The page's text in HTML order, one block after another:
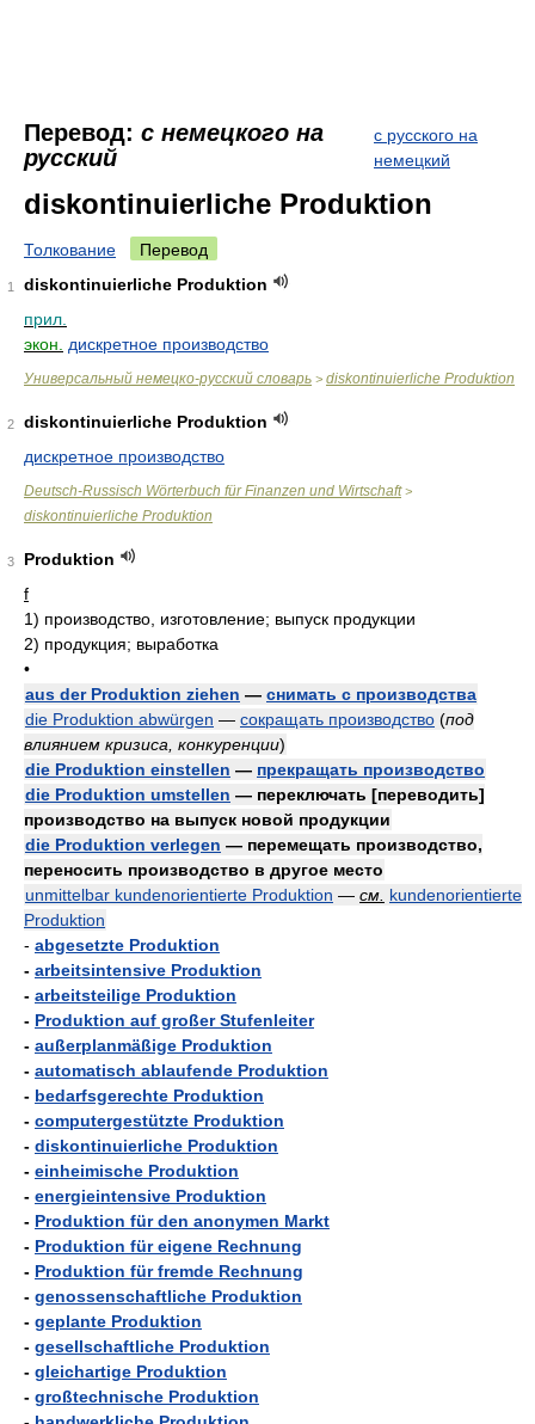
Перевод: с немецкого на
русский
с русского на
немецкий
diskontinuierliche Produktion
Толкование Перевод
1
diskontinuierliche Produktion
прил.
экон.
дискретное производство
Универсальный немецко-русский словарь > diskontinuierliche Produktion
2
diskontinuierliche Produktion
дискретное производство
Deutsch-Russisch Wörterbuch für Finanzen und Wirtschaft>
diskontinuierliche Produktion
3
Produktion
f
1) производство, изготовление; выпуск продукции
2) продукция; выработка
•
aus der Produktion ziehen — снимать с производства
die Produktion abwürgen — сокращать производство (под
влиянием кризиса, конкуренции)
die Produktion einstellen — прекращать производство
die Produktion umstellen — переключать [переводить]
производство на выпуск новой продукции
die Produktion verlegen — перемещать производство,
переносить производство в другое место
unmittelbar kundenorientierte Produktion — см. kundenorientierte
Produktion
- abgesetzte Produktion
- arbeitsintensive Produktion
- arbeitsteilige Produktion
- Produktion auf großer Stufenleiter
- außerplanmäßige Produktion
- automatisch ablaufende Produktion
- bedarfsgerechte Produktion
- computergestützte Produktion
- diskontinuierliche Produktion
- einheimische Produktion
- energieintensive Produktion
- Produktion für den anonymen Markt
- Produktion für eigene Rechnung
- Produktion für fremde Rechnung
- genossenschaftliche Produktion
- geplante Produktion
- gesellschaftliche Produktion
- gleichartige Produktion
- großtechnische Produktion